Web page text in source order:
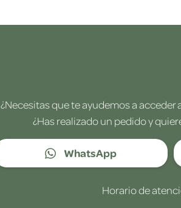
¿Necesitas que te ayudemos a
¿Has realizado un pedido y
WhatsApp
Horario de